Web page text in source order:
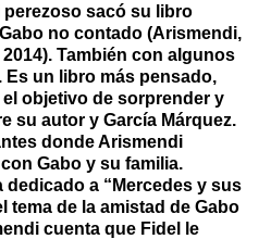
sacó su libro
Gabo no contado (Arismendi,
También con algunos
un libro más pensado,
objetivo de sorprender y
su autor y García Márquez.
donde Arismendi
Gabo y su familia.
dedicado a “Mercedes y sus
tema de la amistad de Gabo
cuenta que Fidel le